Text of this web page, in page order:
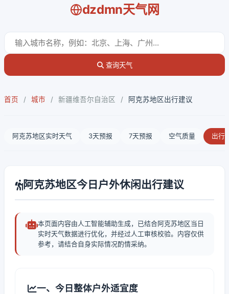
dzdmn天气网
查询天气
首页 / 城市 / 新疆维吾尔自治区 / 阿克苏地区出行建议
阿克苏地区实时天气 3天预报 7天预报 空气质量 出行
阿克苏地区今日户外休闲出行建议
本页面内容由人工智能辅助生成，已结合阿克苏地区当日
实时天气数据进行优化，并经过人工审核校验。内容仅供
参考，请结合自身实际情况酌情采纳。
一、今日整体户外适宜度